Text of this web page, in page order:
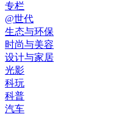
专栏
@世代
生态与环保
时尚与美容
设计与家居
光影
科玩
科普
汽车